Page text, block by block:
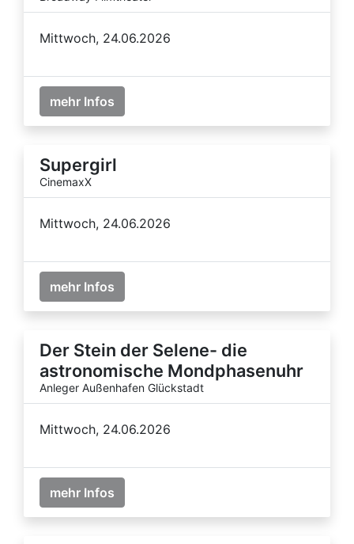
Mittwoch, 24.06.2026
mehr Infos
Supergirl
CinemaxX
Mittwoch, 24.06.2026
mehr Infos
Der Stein der Selene- die
astronomische Mondphasenuhr
Anleger Außenhafen Glückstadt
Mittwoch, 24.06.2026
mehr Infos